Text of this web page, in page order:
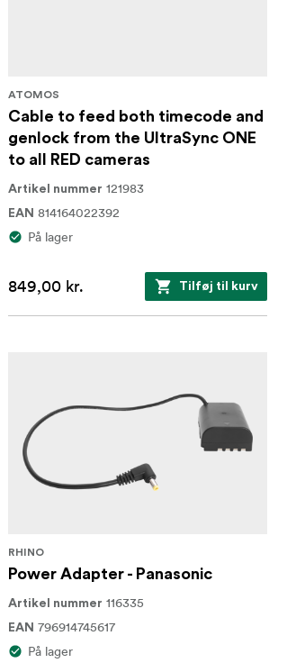
ATOMOS
Cable to feed both timecode and
genlock from the UltraSync ONE
to all RED cameras
Artikel nummer 121983
EAN 814164022392
På lager
849,00 kr. Tilføj til kurv
RHINO
Power Adapter - Panasonic
Artikel nummer 116335
EAN 796914745617
På lager